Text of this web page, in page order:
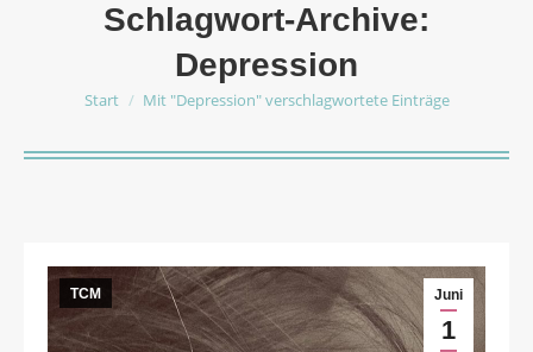
Schlagwort-Archive:
Depression
Sie befinden sich hier:
Start Mit "Depression" verschlagwortete Einträge
Juni
1
TCM